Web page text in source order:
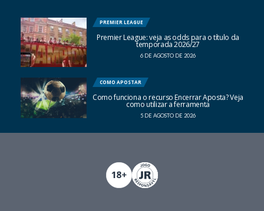
PREMIER LEAGUE
Premier League: veja as odds para o título da
temporada 2026/27
6 DE AGOSTO DE 2026
COMO APOSTAR
Como funciona o recurso Encerrar Aposta? Veja
como utilizar a ferramenta
5 DE AGOSTO DE 2026